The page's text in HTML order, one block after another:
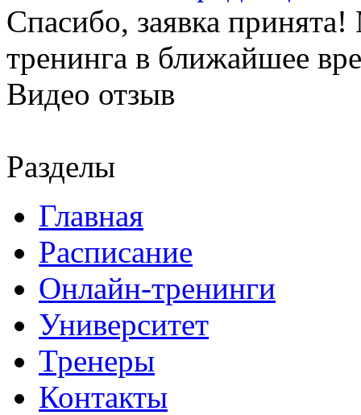
Спасибо, заявка
тренинга в ближайшее
Видео отзыв
Разделы
Главная
Расписание
Онлайн-тренинги
Университет
Тренеры
Контакты